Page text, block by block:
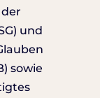
und
sowie